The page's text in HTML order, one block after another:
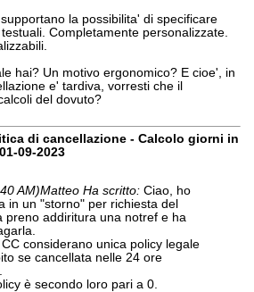
la possibilita' di specificare
Completamente personalizzate.
hai? Un motivo ergonomico? E cioe', in
e' tardiva, vorresti che il
del dovuto?
di cancellazione - Calcolo giorni in
01-09-2023
AM)Matteo Ha scritto: Ciao, ho
in un "storno" per richiesta del
preno addiritura una notref e ha
considerano unica policy legale
se cancellata nelle 24 ore
è secondo loro pari a 0.